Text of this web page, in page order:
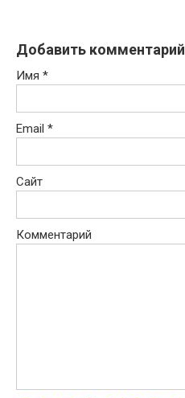
Добавить комментарий
Имя *
Email *
Сайт
Комментарий